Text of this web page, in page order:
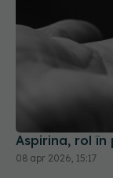
Aspirina, rol